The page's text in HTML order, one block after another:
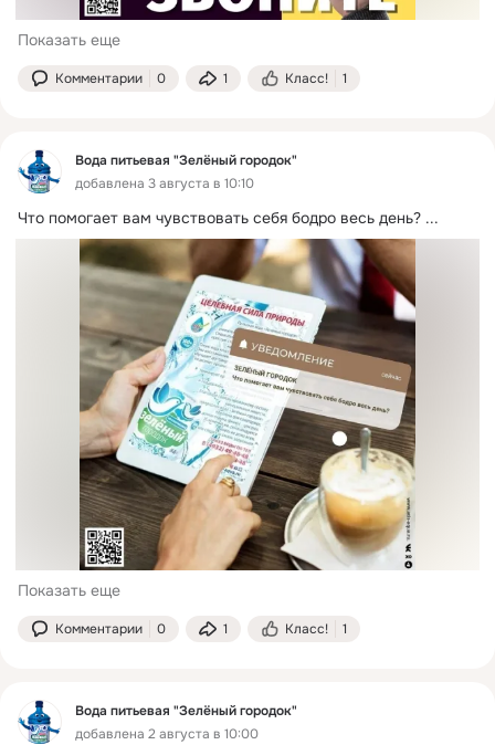
Показать еще
Комментарии 0 1 Класс! 1
Вода питьевая "Зелёный городок"
добавлена 3 августа в 10:10
Что помогает вам чувствовать себя бодро весь день? ...
Показать еще
Комментарии 0 1 Класс! 1
Вода питьевая "Зелёный городок"
добавлена 2 августа в 10:00